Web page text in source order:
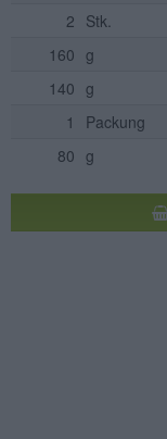
2 Stk.
160 g
140 g
1
Packung
80 g